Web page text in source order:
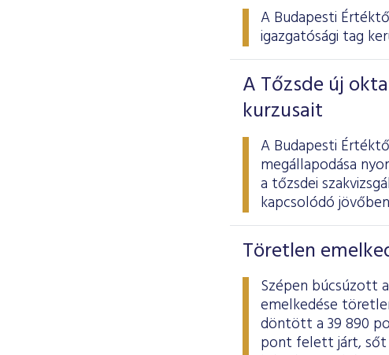
A Budapesti
igazgatósági tag
A Tőzsde új
kurzusait
A Budapesti
megállapodása
a tőzsdei
kapcsolódó
Töretlen
Szépen búcsúzott
emelkedése
döntött a 39 890
pont felett járt, sőt